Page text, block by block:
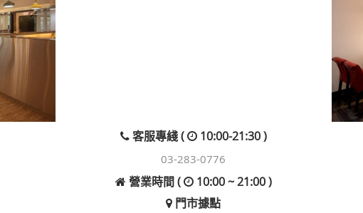
客服專綫 ( 10:00-21:30 )
03-283-0776
營業時間 (
10:00 ~ 21:00 )
門市據點